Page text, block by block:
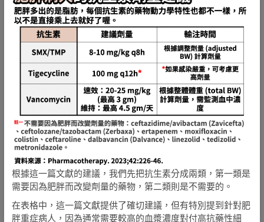
根據這一篇文獻的建議，我們先把抗生素分成兩類，第一類是
需要因為肥胖而改變劑量的藥物，第二類則是不需要的。
在表格中，這一篇文獻提供了確切建議，但有特別提到針對肥
胖重症病人，因為通常需要較高的血漿濃度對付高抗藥性細